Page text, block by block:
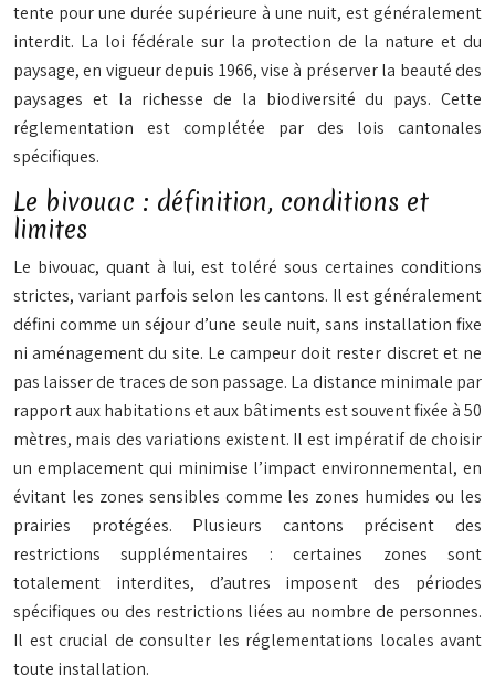
tente pour une durée supérieure à une nuit, est généralement
interdit. La loi fédérale sur la protection de la nature et du
paysage, en vigueur depuis 1966, vise à préserver la beauté des
paysages et la richesse de la biodiversité du pays. Cette
réglementation est complétée par des lois cantonales
spécifiques.
Le bivouac : définition, conditions et
limites
Le bivouac, quant à lui, est toléré sous certaines conditions
strictes, variant parfois selon les cantons. Il est généralement
défini comme un séjour d’une seule nuit, sans installation fixe
ni aménagement du site. Le campeur doit rester discret et ne
pas laisser de traces de son passage. La distance minimale par
rapport aux habitations et aux bâtiments est souvent fixée à 50
mètres, mais des variations existent. Il est impératif de choisir
un emplacement qui minimise l’impact environnemental, en
évitant les zones sensibles comme les zones humides ou les
prairies protégées. Plusieurs cantons précisent des
restrictions supplémentaires : certaines zones sont
totalement interdites, d’autres imposent des périodes
spécifiques ou des restrictions liées au nombre de personnes.
Il est crucial de consulter les réglementations locales avant
toute installation.